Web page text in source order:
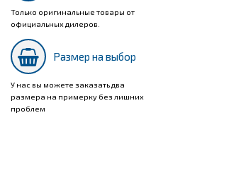
Только оригинальные товары от
официальных дилеров.
Размер на выбор
У нас вы можете заказать два
размера на примерку без лишних
проблем